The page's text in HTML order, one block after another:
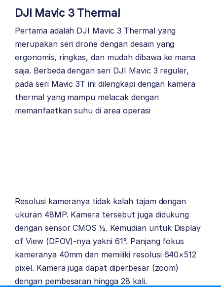
DJI Mavic 3 Thermal
Pertama adalah DJI Mavic 3 Thermal yang
merupakan seri drone dengan desain yang
ergonomis, ringkas, dan mudah dibawa ke mana
saja. Berbeda dengan seri DJI Mavic 3 reguler,
pada seri Mavic 3T ini dilengkapi dengan kamera
thermal yang mampu melacak dengan
memanfaatkan suhu di area operasi
Resolusi kameranya tidak kalah tajam dengan
ukuran 48MP. Kamera tersebut juga didukung
dengan sensor CMOS ½. Kemudian untuk Display
of View (DFOV)-nya yakni 61°. Panjang fokus
kameranya 40mm dan memiliki resolusi 640×512
pixel. Kamera juga dapat diperbesar (zoom)
dengan pembesaran hingga 28 kali.